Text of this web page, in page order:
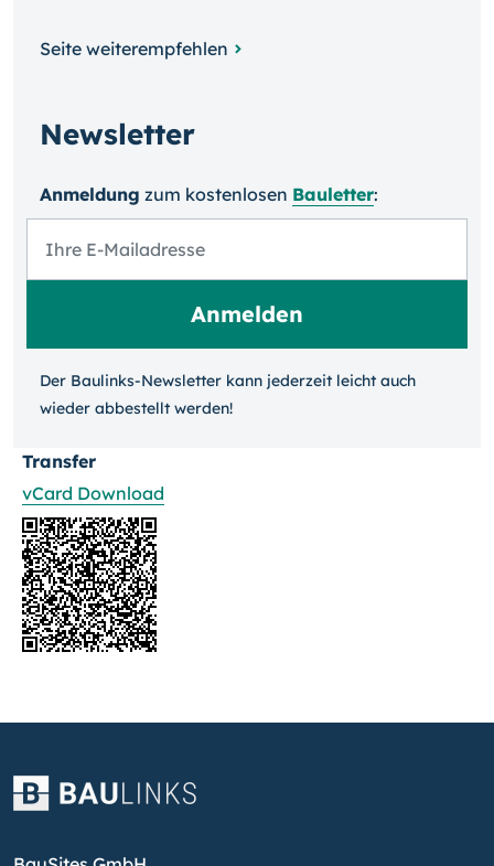
Seite weiterempfehlen
Newsletter
Anmeldung zum kosten­losen Bauletter:
Der Baulinks-Newsletter kann jeder­zeit leicht auch
wieder ab­bestellt werden!
Transfer
vCard Download